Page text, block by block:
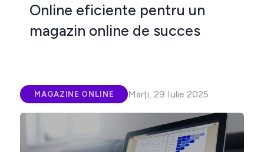
Online eficiente pentru un
magazin online de succes
MAGAZINE ONLINE Marți, 29 Iulie 2025